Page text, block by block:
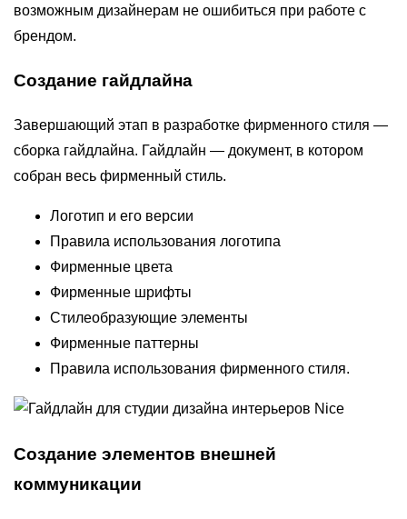
возможным дизайнерам не ошибиться при работе с
брендом.
Создание гайдлайна
Завершающий этап в разработке фирменного стиля —
сборка гайдлайна. Гайдлайн — документ, в котором
собран весь фирменный стиль.
Логотип и его версии
Правила использования логотипа
Фирменные цвета
Фирменные шрифты
Стилеобразующие элементы
Фирменные паттерны
Правила использования фирменного стиля.
Создание элементов внешней
коммуникации